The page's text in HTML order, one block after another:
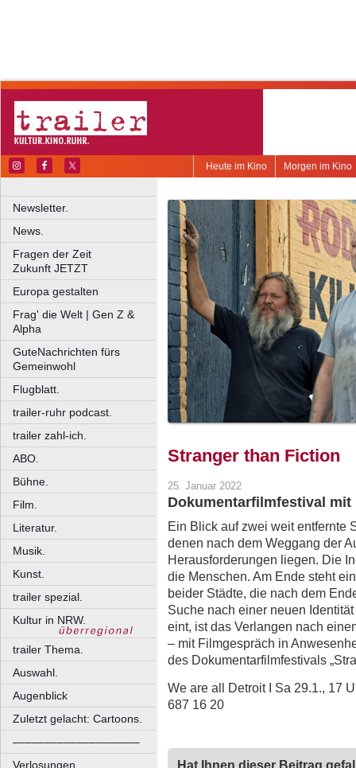
Morgen im Kino
Heute im Kino
Newsletter.
News.
Fragen der Zeit
Zukunft JETZT
Europa gestalten
Frag' die Welt | Gen Z &
Alpha
GuteNachrichten fürs
Gemeinwohl
Flugblatt.
trailer-ruhr podcast.
trailer zahl-ich.
ABO.
Bühne.
Film.
Literatur.
Musik.
Kunst.
trailer spezial.
Kultur in NRW.
trailer Thema.
Auswahl.
Augenblick
Zuletzt gelacht: Cartoons.
––––––––––––––––––––
Verlosungen.
Stranger than Fiction
25. Januar 2022
Dokumentarfilmfestival mit
Ein Blick auf zwei weit entfernte
denen nach dem Weggang der
Herausforderungen liegen. Die
die Menschen. Am Ende steht
beider Städte, die nach dem
Suche nach einer neuen
eint, ist das Verlangen nach
– mit Filmgespräch in
des Dokumentarfilmfestivals
We are all Detroit I Sa 29.1., 17
687 16 20
Hat Ihnen dieser Beitrag